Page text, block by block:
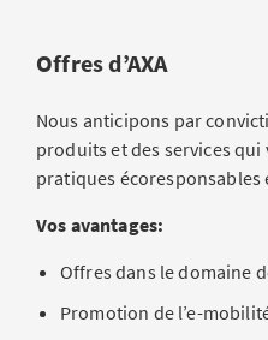
Offres d’AXA
Nous anticipons par
produits et des services qui
pratiques écoresponsables
Vos avantages:
Offres dans le domaine
Promotion de l’e-